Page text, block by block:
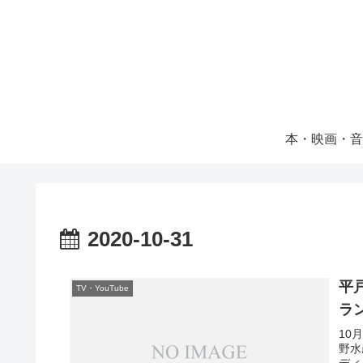
本・映画・
2020-10-31
TV・YouTube
平
ラ
10
野